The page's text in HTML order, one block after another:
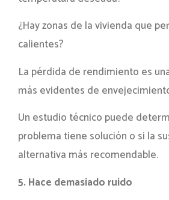
¿Hay zonas de la vivienda que
calientes?
La pérdida de rendimiento es
más evidentes de
Un estudio técnico puede
problema tiene solución o si la
alternativa más recomendable.
5. Hace demasiado ruido